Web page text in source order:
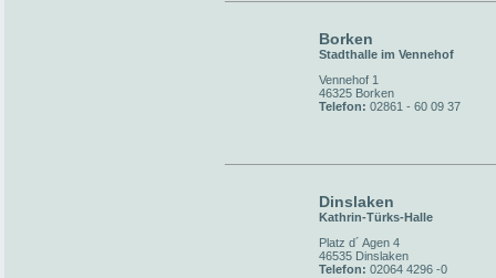
Borken
Stadthalle im Vennehof
Vennehof 1
46325 Borken
Telefon: 02861 - 60 09 37
Dinslaken
Kathrin-Türks-Halle
Platz d´ Agen 4
46535 Dinslaken
Telefon: 02064 4296 -0